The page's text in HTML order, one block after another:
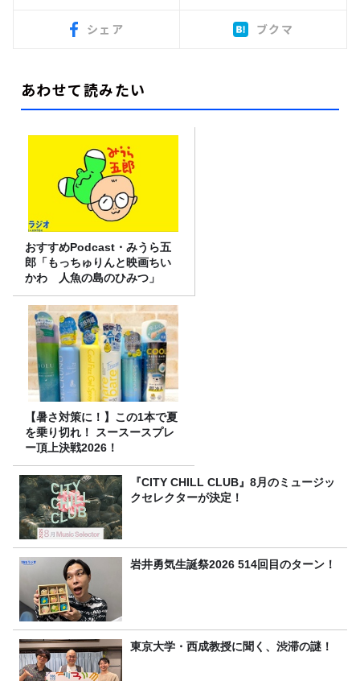
シェア ブクマ
あわせて読みたい
おすすめPodcast・みうら五
郎「もっちゅりんと映画ちい
かわ 人魚の島のひみつ」
【暑さ対策に！】この1本で夏
を乗り切れ！ スースースプレ
ー頂上決戦2026！
『CITY CHILL CLUB』8月のミュージッ
クセレクターが決定！
岩井勇気生誕祭2026 514回目のターン！
東京大学・西成教授に聞く、渋滞の謎！